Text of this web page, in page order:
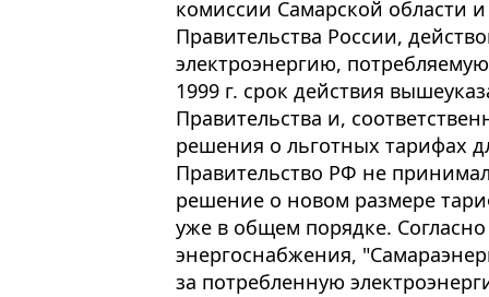
комиссии Самарской области
Правительства России,
электроэнергию,
1999 г. срок действия
Правительства и,
решения о льготных тарифах
Правительство РФ не
решение о новом размере
уже в общем порядке.
энергоснабжения,
за потребленную